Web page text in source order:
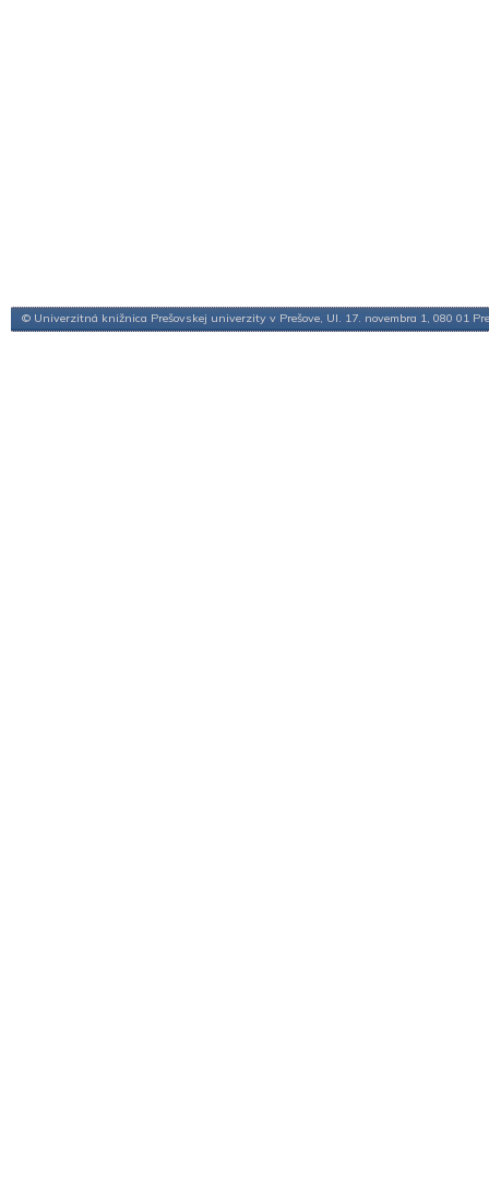
© Univerzitná knižnica Prešovskej univerzity v Prešove, Ul. 17. novembra 1, 080 01